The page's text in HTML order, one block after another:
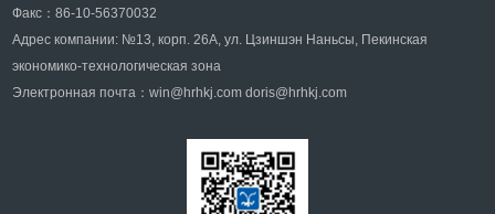
Факс：86-10-56370032
Адрес компании: №13, корп. 26A, ул. Цзиншэн Наньсы, Пекинская
экономико-технологическая зона
Электронная почта：win@hrhkj.com doris@hrhkj.com